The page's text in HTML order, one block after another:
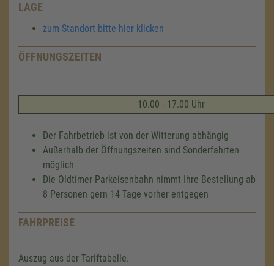
LAGE
zum Standort bitte hier klicken
ÖFFNUNGSZEITEN
10.00 - 17.00 Uhr
Der Fahrbetrieb ist von der Witterung abhängig
Außerhalb der Öffnungszeiten sind Sonderfahrten
möglich
Die Oldtimer-Parkeisenbahn nimmt Ihre Bestellung ab
8 Personen gern 14 Tage vorher entgegen
FAHRPREISE
Auszug aus der Tariftabelle.